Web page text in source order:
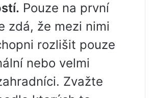
Pouze na první
zdá, že mezi nimi
rozlišit pouze
nebo velmi
Zvažte